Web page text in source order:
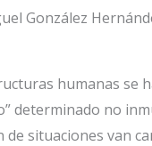
González
humanas se
determinado no
situaciones van